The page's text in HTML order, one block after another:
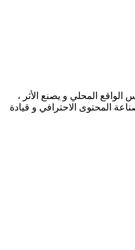
المحلي و يصنع الأثر ،
المحتوى الاحترافي و قيادة